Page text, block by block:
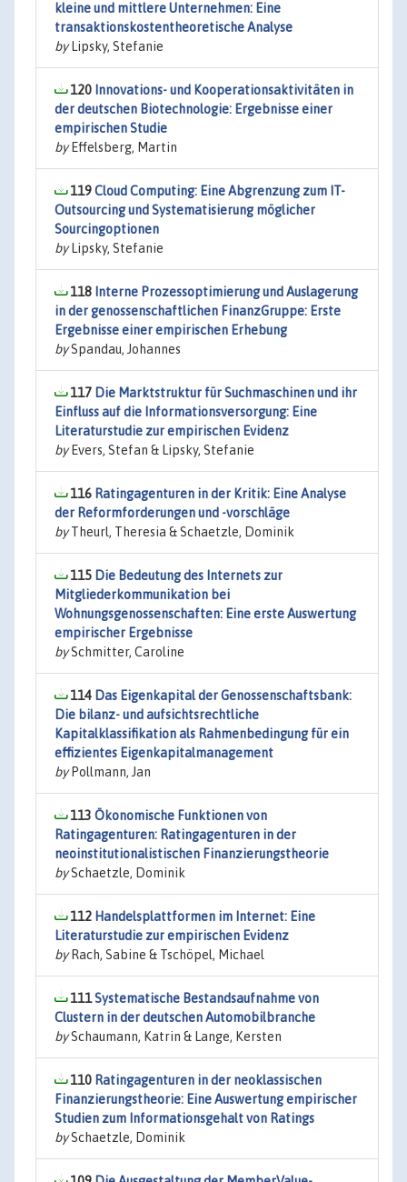
kleine und mittlere Unternehmen: Eine
transaktionskostentheoretische Analyse
byLipsky, Stefanie
120 Innovations- und Kooperationsaktivitäten in
der deutschen Biotechnologie: Ergebnisse einer
empirischen Studie
byEffelsberg, Martin
119Cloud Computing: Eine Abgrenzung zum IT-
Outsourcing und Systematisierung möglicher
Sourcingoptionen
byLipsky, Stefanie
118 Interne Prozessoptimierung und Auslagerung
in der genossenschaftlichen FinanzGruppe: Erste
Ergebnisse einer empirischen Erhebung
bySpandau, Johannes
117 Die Marktstruktur für Suchmaschinen und ihr
Einfluss auf die Informationsversorgung: Eine
Literaturstudie zur empirischen Evidenz
byEvers, Stefan & Lipsky, Stefanie
116 Ratingagenturen in der Kritik: Eine Analyse
der Reformforderungen und -vorschläge
byTheurl, Theresia & Schaetzle, Dominik
115 Die Bedeutung des Internets zur
Mitgliederkommunikation bei
Wohnungsgenossenschaften: Eine erste Auswertung
empirischer Ergebnisse
bySchmitter, Caroline
114 Das Eigenkapital der Genossenschaftsbank:
Die bilanz- und aufsichtsrechtliche
Kapitalklassifikation als Rahmenbedingung für ein
effizientes Eigenkapitalmanagement
byPollmann, Jan
113 Ökonomische Funktionen von
Ratingagenturen: Ratingagenturen in der
neoinstitutionalistischen Finanzierungstheorie
bySchaetzle, Dominik
112 Handelsplattformen im Internet: Eine
Literaturstudie zur empirischen Evidenz
byRach, Sabine & Tschöpel, Michael
111Systematische Bestandsaufnahme von
Clustern in der deutschen Automobilbranche
bySchaumann, Katrin & Lange, Kersten
110 Ratingagenturen in der neoklassischen
Finanzierungstheorie: Eine Auswertung empirischer
Studien zum Informationsgehalt von Ratings
bySchaetzle, Dominik